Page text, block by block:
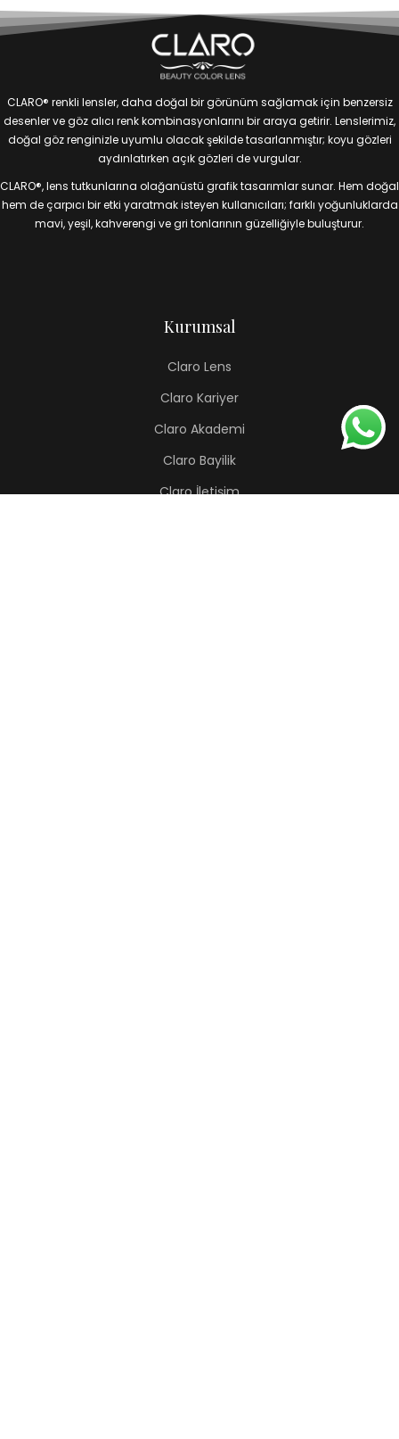
CLARO® renkli lensler, daha doğal bir görünüm sağlamak için benzersiz
desenler ve göz alıcı renk kombinasyonlarını bir araya getirir. Lenslerimiz,
doğal göz renginizle uyumlu olacak şekilde tasarlanmıştır; koyu gözleri
aydınlatırken açık gözleri de vurgular.
CLARO®, lens tutkunlarına olağanüstü grafik tasarımlar sunar. Hem doğal
hem de çarpıcı bir etki yaratmak isteyen kullanıcıları; farklı yoğunluklarda
mavi, yeşil, kahverengi ve gri tonlarının güzelliğiyle buluşturur.
Kurumsal
Claro Lens
Claro Kariyer
Claro Akademi
Claro Bayilik
Claro İletişim